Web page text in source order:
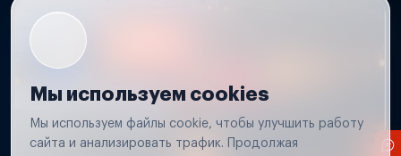
Мы используем cookies
Мы используем файлы cookie, чтобы улучшить работу
сайта и анализировать трафик. Продолжая